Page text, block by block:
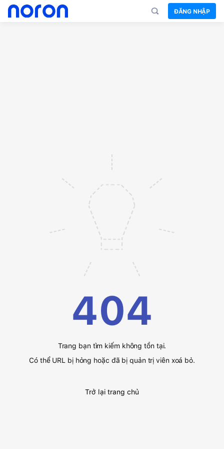
ĐĂNG NHẬP
404
Trang bạn tìm kiếm không tồn tại.
Có thể URL bị hỏng hoặc đã bị quản trị viên xoá bỏ.
Trở lại trang chủ